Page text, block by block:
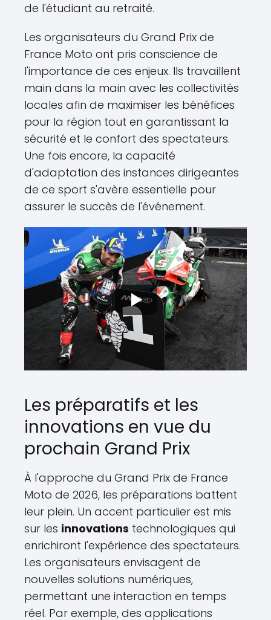
de l'étudiant au retraité.
Les organisateurs du Grand Prix de
France Moto ont pris conscience de
l'importance de ces enjeux. Ils travaillent
main dans la main avec les collectivités
locales afin de maximiser les bénéfices
pour la région tout en garantissant la
sécurité et le confort des spectateurs.
Une fois encore, la capacité
d'adaptation des instances dirigeantes
de ce sport s'avère essentielle pour
assurer le succès de l'événement.
Les préparatifs et les
innovations en vue du
prochain Grand Prix
À l'approche du Grand Prix de France
Moto de 2026, les préparations battent
leur plein. Un accent particulier est mis
sur les innovations technologiques qui
enrichiront l'expérience des spectateurs.
Les organisateurs envisagent de
nouvelles solutions numériques,
permettant une interaction en temps
réel. Par exemple, des applications